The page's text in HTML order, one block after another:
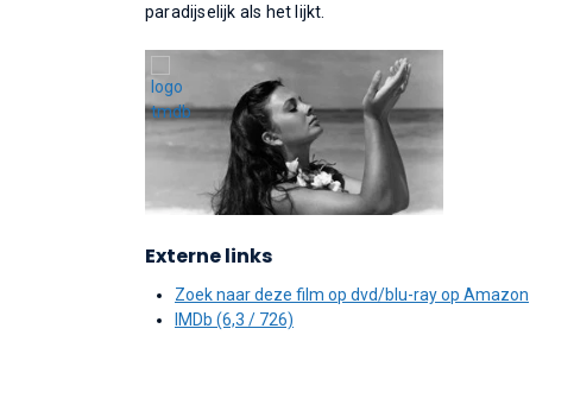
paradijselijk als het lijkt.
Externe links
Zoek naar deze film op dvd/blu-ray op Amazon
IMDb (6,3 / 726)